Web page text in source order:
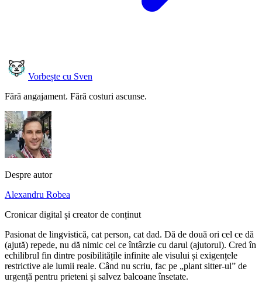
Vorbește cu Sven
Fără angajament. Fără costuri ascunse.
Despre autor
Alexandru Robea
Cronicar digital și creator de conținut
Pasionat de lingvistică, cat person, cat dad. Dă de două ori cel ce dă
(ajută) repede, nu dă nimic cel ce întârzie cu darul (ajutorul). Cred în
echilibrul fin dintre posibilitățile infinite ale visului și exigențele
restrictive ale lumii reale. Când nu scriu, fac pe „plant sitter-ul” de
urgență pentru prieteni și salvez balcoane însetate.